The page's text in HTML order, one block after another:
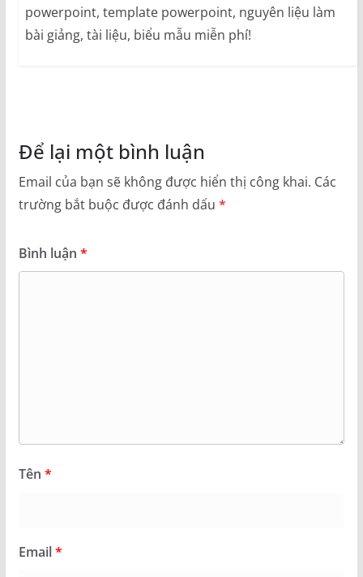
powerpoint, template powerpoint, nguyên liệu làm
bài giảng, tài liệu, biểu mẫu miễn phí!
Để lại một bình luận
Email của bạn sẽ không được hiển thị công khai. Các
trường bắt buộc được đánh dấu *
Bình luận *
Tên *
Email*